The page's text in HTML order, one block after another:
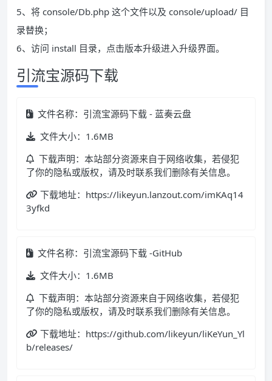
5、将 console/Db.php 这个文件以及 console/upload/ 目
录替换；
6、访问 install 目录，点击版本升级进入升级界面。
引流宝源码下载
文件名称：引流宝源码下载 - 蓝奏云盘
文件大小：1.6MB
下载声明：本站部分资源来自于网络收集，若侵犯
了你的隐私或版权，请及时联系我们删除有关信息。
下载地址：https://likeyun.lanzout.com/imKAq14
3yfkd
文件名称：引流宝源码下载 -GitHub
文件大小：1.6MB
下载声明：本站部分资源来自于网络收集，若侵犯
了你的隐私或版权，请及时联系我们删除有关信息。
下载地址：https://github.com/likeyun/liKeYun_Yl
b/releases/